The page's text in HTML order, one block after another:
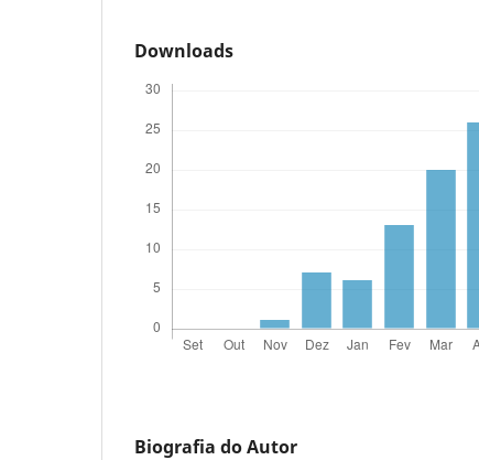
Downloads
Biografia do Autor